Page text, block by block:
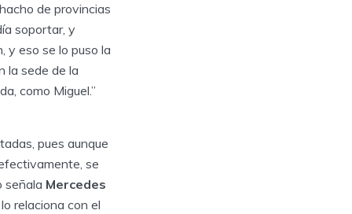
de provincias
soportar, y
y eso se lo puso la
la sede de la
como Miguel.”
pues aunque
se
señala Mercedes
lo relaciona con el